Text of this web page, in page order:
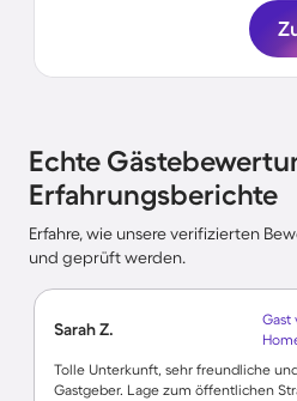
Echte
Erfahrungsberichte
Erfahre, wie unsere verifizierten
und geprüft werden.
Sarah Z.
Gast
Tolle Unterkunft, sehr freundliche
Gastgeber. Lage zum öffentlichen